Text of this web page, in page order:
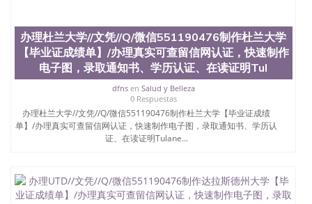
办理杜兰大学//文凭//Q/微信551190476制作杜兰大学
【毕业证成绩单】/办理真实可查留信网认证，快速制作
电子图，录取通知书、学历认证、在读证明Tul
dfnsen Salud y Belleza
0 Respuestas
办理杜兰大学//文凭//Q/微信551190476制作杜兰大学【毕业证成绩
单】/办理真实可查留信网认证，快速制作电子图，录取通知书、学历认
证、在读证明Tulane...